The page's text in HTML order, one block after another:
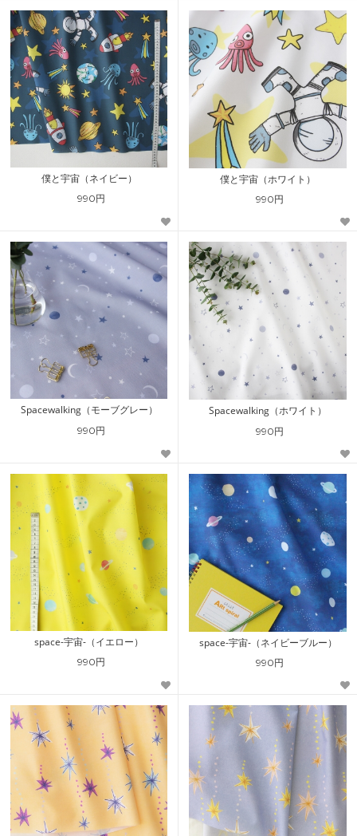
僕と宇宙（ネイビー）
990円
僕と宇宙（ホワイト）
990円
Spacewalking（モーブグレー）
990円
Spacewalking（ホワイト）
990円
space-宇宙-（イエロー）
990円
space-宇宙-（ネイビーブルー）
990円